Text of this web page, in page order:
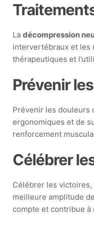
Ladécompression
intervertébraux et les
thérapeutiques et
Prévenir
Prévenir les douleurs
ergonomiques et de
renforcement
Célébrer
Célébrer les victoires,
meilleure amplitude
compte et contribue